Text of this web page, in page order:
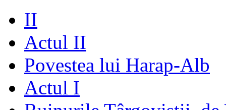
II
Actul II
Povestea lui Harap-Alb
Actul I